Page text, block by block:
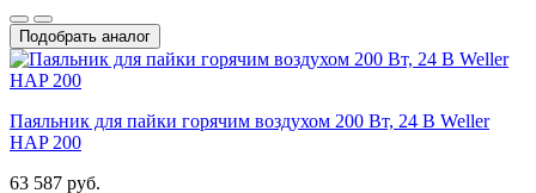
Подобрать аналог
Паяльник для пайки горячим воздухом 200 Вт, 24 В Weller
HAP 200
63 587 руб.